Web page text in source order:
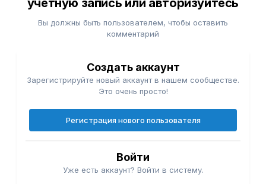
учётную запись или авторизуйтесь
Вы должны быть пользователем, чтобы оставить
комментарий
Создать аккаунт
Зарегистрируйте новый аккаунт в нашем сообществе.
Это очень просто!
Регистрация нового пользователя
Войти
Уже есть аккаунт? Войти в систему.